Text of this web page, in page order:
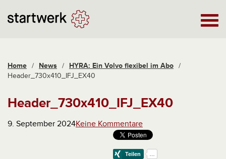
Home / News / HYRA: Ein Volvo flexibel im Abo /
Header_730x410_IFJ_EX40
Header_730x410_IFJ_EX40
9. September 2024Keine Kommentare